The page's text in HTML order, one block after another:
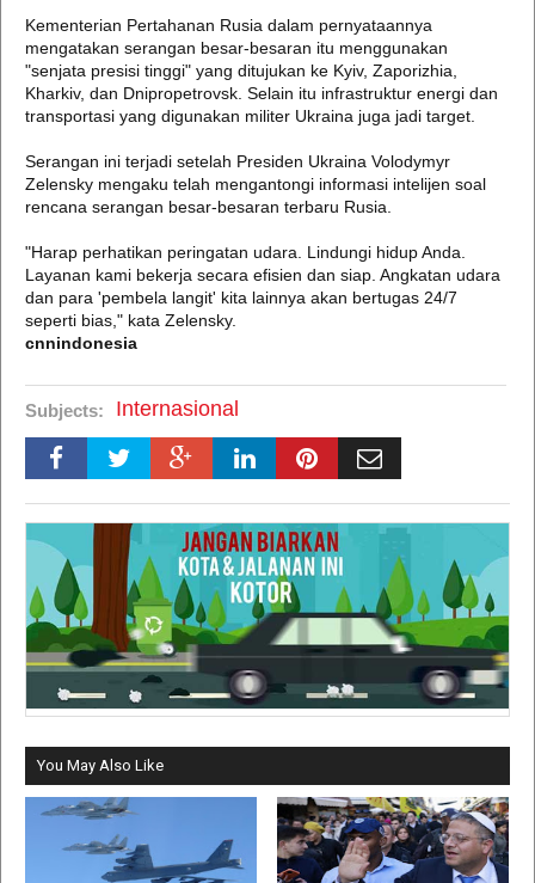
Kementerian Pertahanan Rusia dalam pernyataannya
mengatakan serangan besar-besaran itu menggunakan
"senjata presisi tinggi" yang ditujukan ke Kyiv, Zaporizhia,
Kharkiv, dan Dnipropetrovsk. Selain itu infrastruktur energi dan
transportasi yang digunakan militer Ukraina juga jadi target.
Serangan ini terjadi setelah Presiden Ukraina Volodymyr
Zelensky mengaku telah mengantongi informasi intelijen soal
rencana serangan besar-besaran terbaru Rusia.
"Harap perhatikan peringatan udara. Lindungi hidup Anda.
Layanan kami bekerja secara efisien dan siap. Angkatan udara
dan para 'pembela langit' kita lainnya akan bertugas 24/7
seperti bias," kata Zelensky.
cnnindonesia
Subjects: Internasional
You May Also Like